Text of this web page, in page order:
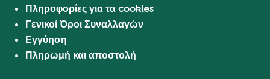
Πληροφορίες για τα cookies
Γενικοί Όροι Συναλλαγών
Εγγύηση
Πληρωμή και αποστολή